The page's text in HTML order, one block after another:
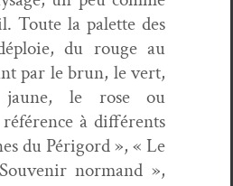
Toute la palette des
du rouge au
par le brun, le vert,
le rose ou
à dif­férents
du Périg­ord », « Le
nor­mand »,